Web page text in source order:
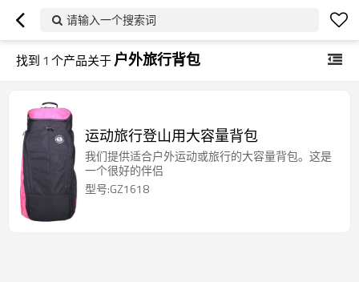
请输入一个搜索词
找到 1 个产品关于户外旅行背包
运动旅行登山用大容量背包
我们提供适合户外运动或旅行的大容量背包。这是
一个很好的伴侣
型号:GZ1618